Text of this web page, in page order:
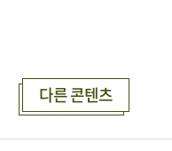
다른 콘텐츠